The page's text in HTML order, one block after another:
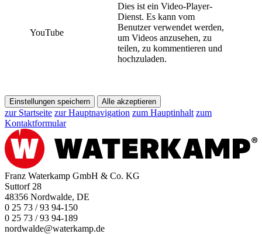
YouTube
Dies ist ein Video-Player-
Dienst. Es kann vom
Benutzer verwendet werden,
um Videos anzusehen, zu
teilen, zu kommentieren und
hochzuladen.
Einstellungen speichern Alle akzeptieren
zur Startseite zur Hauptnavigation zum Hauptinhalt zum
Kontaktformular
Franz Waterkamp GmbH & Co. KG
Suttorf 28
48356 Nordwalde, DE
0 25 73 / 93 94-150
0 25 73 / 93 94-189
nordwalde@waterkamp.de